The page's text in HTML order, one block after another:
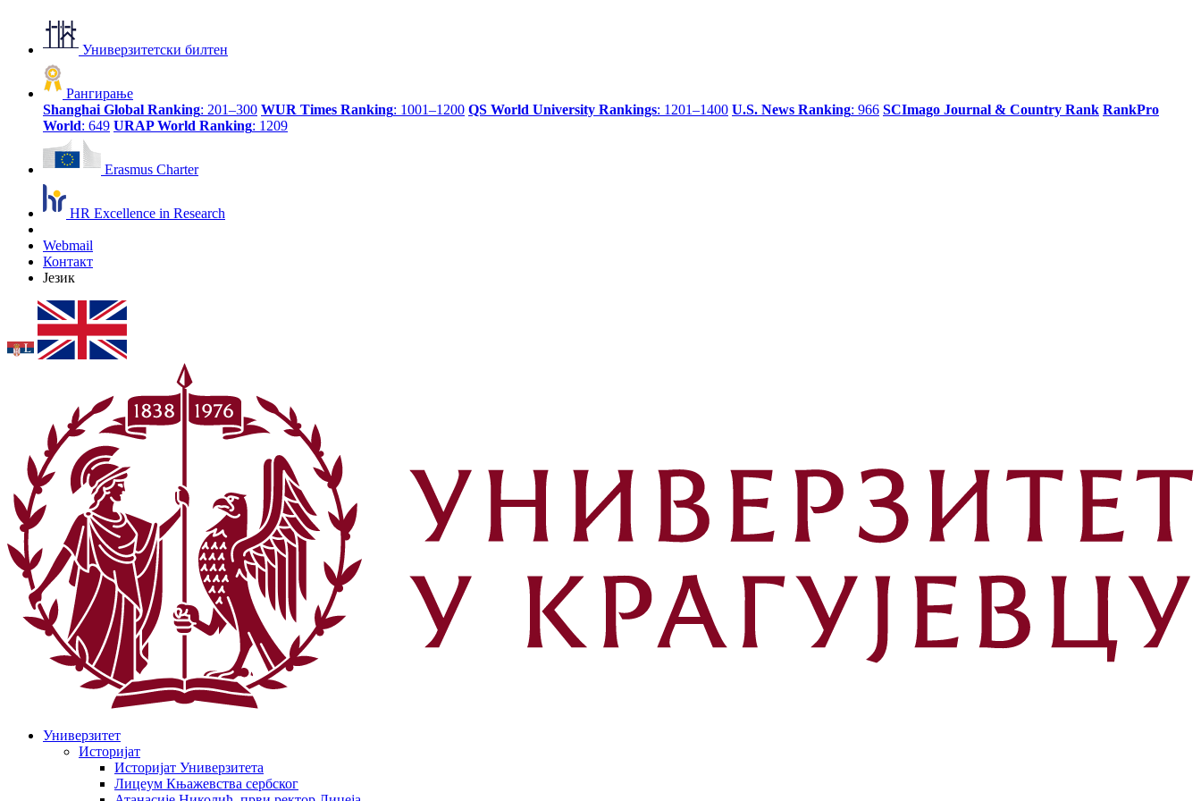
Универзитетски билтен
Рангирање
Shanghai Global Ranking: 201–300 WUR Times Ranking: 1001–1200 QS World University Rankings: 1201–1400 U.S. News Ranking: 966 SCImago Journal & Country Rank RankPro
World: 649 URAP World Ranking: 1209
Erasmus Charter
HR Excellence in Research
Webmail
Контакт
Језик
Универзитет
Историјат
Историјат Универзитета
Лицеум Књажевства сербског